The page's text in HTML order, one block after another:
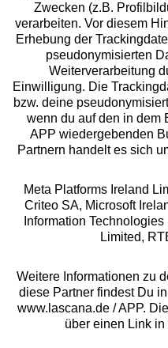
Beratung
Über uns
Rechtliches
Alle Preise inkl. MwSt., zzgl.
** Bonität vorausgesetzt, berechtigt
Zwecken (z.B.
verarbeiten. Vor diesem
Erhebung der
pseudonymisierten
Weiterverarbeitung
Einwilligung. Die
bzw. deine
wenn du auf den in dem
APP wiedergebenden
Partnern handelt es sich
Meta Platforms Ireland
Criteo SA, Microsoft
Information
Limited,
Weitere Informationen zu
diese Partner findest Du
www.lascana.de / APP.
über einen Link in